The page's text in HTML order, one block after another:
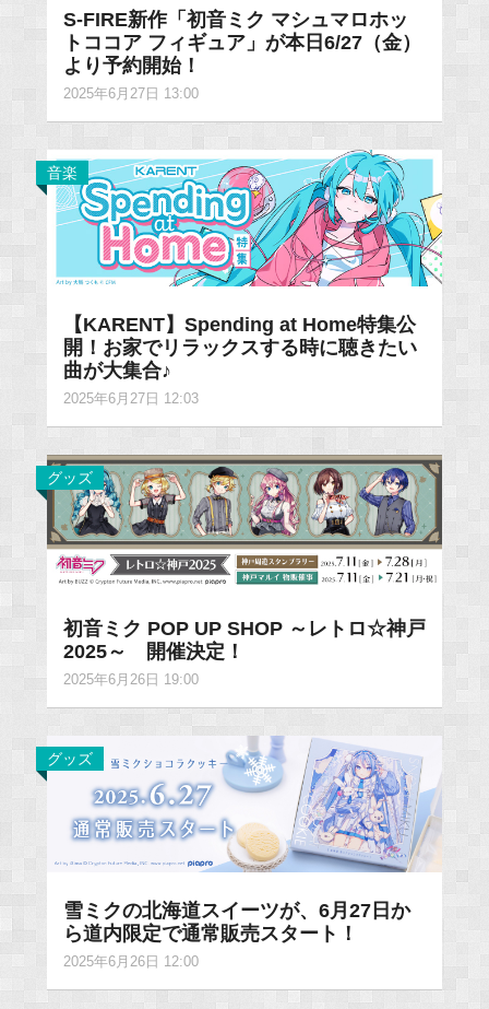
S-FIRE新作「初音ミク マシュマロホッ
トココア フィギュア」が本日6/27（金）
より予約開始！
2025年6月27日 13:00
音楽
【KARENT】Spending at Home特集公
開！お家でリラックスする時に聴きたい
曲が大集合♪
2025年6月27日 12:03
グッズ
初音ミク POP UP SHOP ～レトロ☆神戸
2025～ 開催決定！
2025年6月26日 19:00
グッズ
雪ミクの北海道スイーツが、6月27日か
ら道内限定で通常販売スタート！
2025年6月26日 12:00